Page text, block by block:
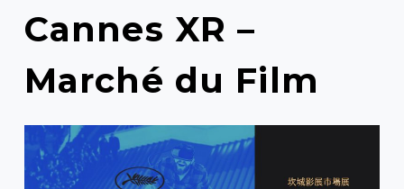
Cannes XR –
Marché du Film